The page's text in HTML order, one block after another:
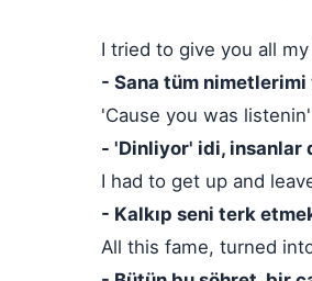
I tried to give you all
- Sana tüm nimetlerimi
'Cause you was
- 'Dinliyor' idi, insanlar
I had to get up and
- Kalkıp seni terk
All this fame, turned